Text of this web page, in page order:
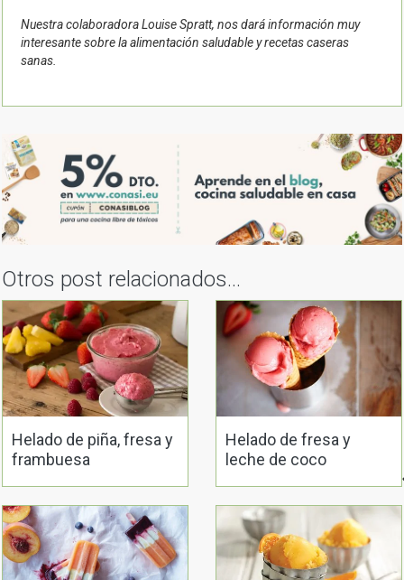
Nuestra colaboradora Louise Spratt, nos dará información muy
interesante sobre la alimentación saludable y recetas caseras
sanas.
Otros post relacionados...
Helado de piña, fresa y
frambuesa
Helado de fresa y
leche de coco